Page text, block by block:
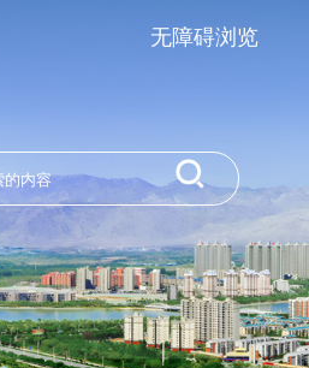
无障碍浏览